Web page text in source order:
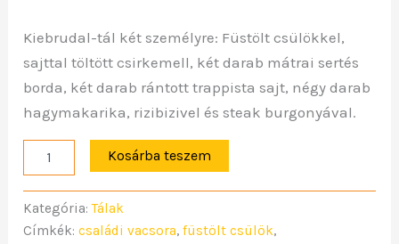
Kiebrudal-tál két személyre: Füstölt csülökkel,
sajttal töltött csirkemell, két darab mátrai sertés
borda, két darab rántott trappista sajt, négy darab
hagymakarika, rizibizivel és steak burgonyával.
Kosárba teszem
Kategória:Tálak
Címkék:családi vacsora,füstölt csülök,